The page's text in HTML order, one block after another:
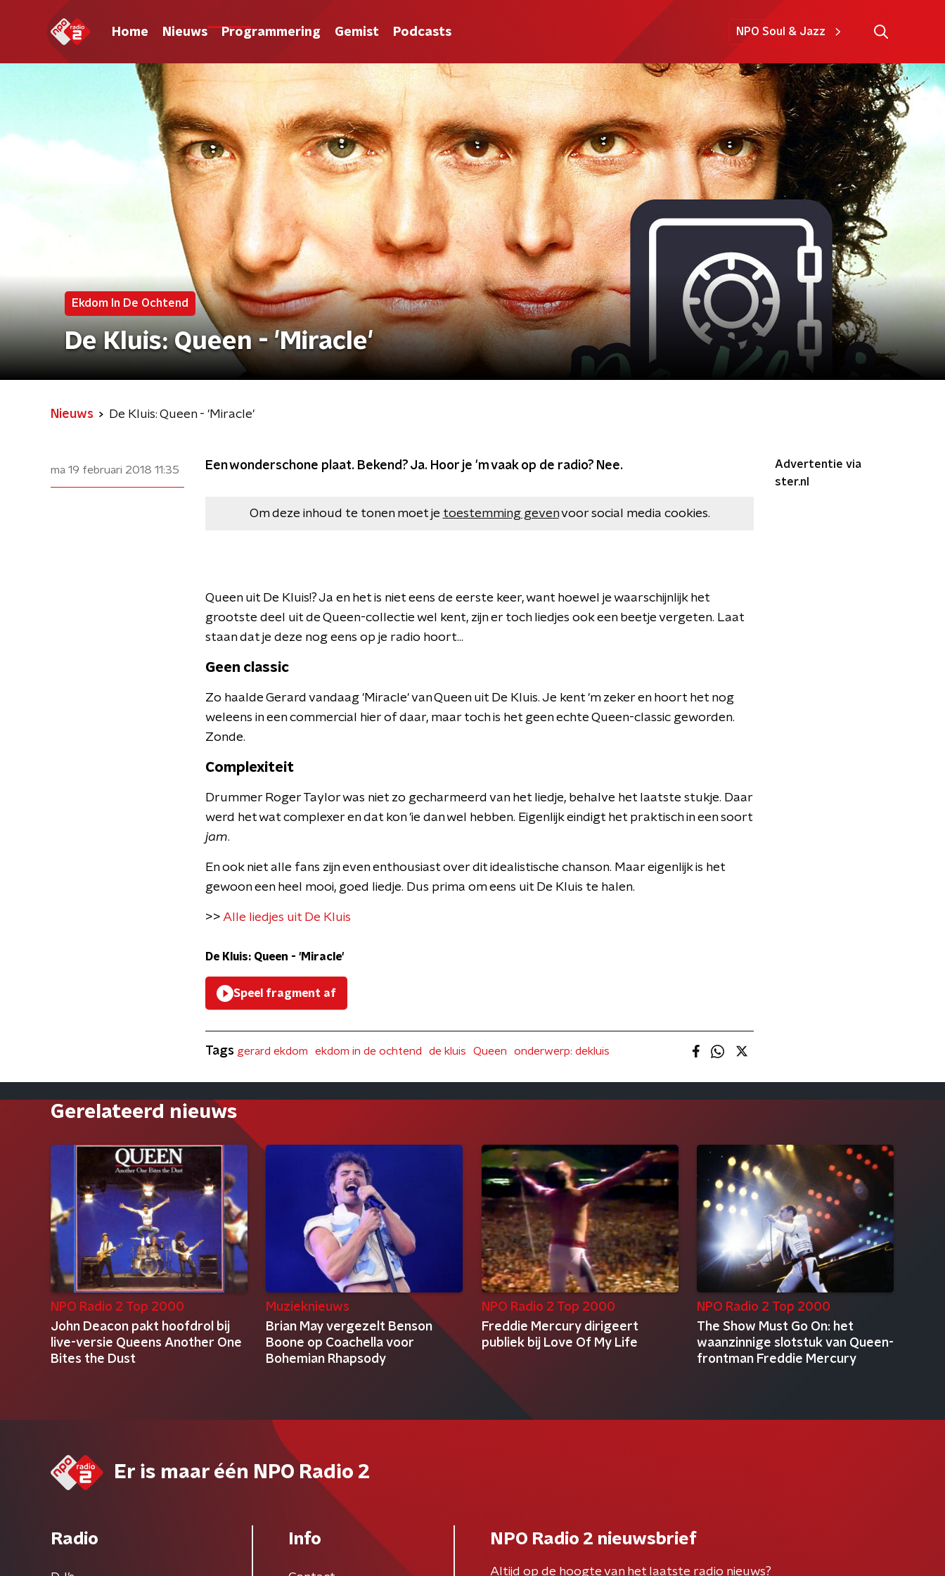
Home Nieuws Programmering Gemist Podcasts NPO Soul & Jazz
Ekdom In De Ochtend
De Kluis: Queen - 'Miracle'
Nieuws De Kluis: Queen - 'Miracle'
ma 19 februari 2018 11:35 Een wonderschone plaat. Bekend? Ja. Hoor je 'm vaak op de radio? Nee.
Om deze inhoud te tonen moet je toestemming gevenvoor social media cookies.
Queen uit De Kluis!? Ja en het is niet eens de eerste keer, want hoewel je waarschijnlijk het
grootste deel uit de Queen-collectie wel kent, zijn er toch liedjes ook een beetje vergeten. Laat
staan dat je deze nog eens op je radio hoort...
Geen classic
Zo haalde Gerard vandaag 'Miracle' van Queen uit De Kluis. Je kent 'm zeker en hoort het nog
weleens in een commercial hier of daar, maar toch is het geen echte Queen-classic geworden.
Zonde.
Complexiteit
Drummer Roger Taylor was niet zo gecharmeerd van het liedje, behalve het laatste stukje. Daar
werd het wat complexer en dat kon 'ie dan wel hebben. Eigenlijk eindigt het praktisch in een soort
jam.
En ook niet alle fans zijn even enthousiast over dit idealistische chanson. Maar eigenlijk is het
gewoon een heel mooi, goed liedje. Dus prima om eens uit De Kluis te halen.
>> Alle liedjes uit De Kluis
De Kluis: Queen - 'Miracle'
Speel fragment af
Advertentie via
ster.nl
Tags gerard ekdom ekdom in de ochtend de kluis Queen onderwerp: dekluis
Gerelateerd nieuws
NPO Radio 2 Top 2000
John Deacon pakt hoofdrol bij
live-versie Queens Another One
Bites the Dust
Muzieknieuws
Brian May vergezelt Benson
Boone op Coachella voor
Bohemian Rhapsody
NPO Radio 2 Top 2000
Freddie Mercury dirigeert
publiek bij Love Of My Life
NPO Radio 2 Top 2000
The Show Must Go On: het
waanzinnige slotstuk van Queen-
frontman Freddie Mercury
Er is maar één NPO Radio 2
Radio Info NPO Radio 2 nieuwsbrief
Altijd op de hoogte van het laatste radio nieuws?